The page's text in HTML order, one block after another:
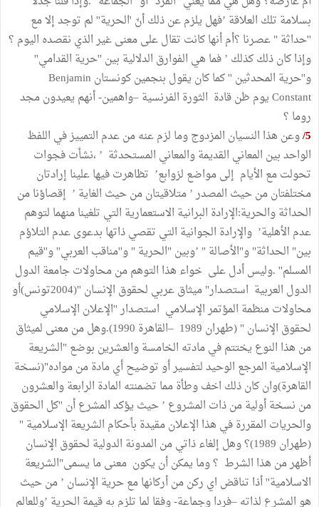
بسلامة تلك العلاقة ’فهل يلزم عن ذلك أنّ 'الحرية'' لم توجد إلا مع
''حداثة " عصرنا ؟أم أنها كانت تقال على معنى غير الذي نقصده اليوم ؟
وإذا كان ذلك كذلك ’ فما هي الفوارق الدلالية بين ''حرية القدامي''
و''حرية المحدثين '' كما كان يقول بنجمين كونستان Benjamin
Constant يوم ظن قادة الثورة الفرنسية –واهمين- أنهم يعيدون مجد
روما ؟
5/ وعن هذا النسيان المزدوج وما لزم عنه من عدم التمييز في اللفظ
الواحد بين المعاني القديمة والمعاني المستحدثة ’ ،نشأت فجوات
تحولت مع الأيام إلى مواضع لزوابع’ تظاهرت فيها علينا إرادتان
مختلفتان من حيث المصدر ’ متلاقيتان من حيث الغاية ’ إقصاؤنا من
الحداثة والحرية:الإرادة البرانية الاستعمارية التي تلغينا منهما لتوهم
عدم الأهلية’ والإرادة الجوانية التي تقصي ذاتها بدعوى عدم التلاؤم
بين" الحداثة" و"الأصالة " ’وبين "الحرية " و''مناقب العربي'' و''قيم
المسلم'' .وليس أدل على خواء هذا التوهم من محاولات جامعة الدول
الدول العربية استصدار" ميثاق عربي لحقوق الإنسان ''(2004تونس)أو
محاولات منظمة المؤتمر الإسلامي استصدار ''الإعلان الإسلامي
لحقوق الإنسان " (طهران 1989 –القاهرة 1990).وهل من معنى لميثاق
من هذا النوع يختتم في مادته الخامسة والعشرين بوضع "الشريعة
الإسلامية المرجع الوحيد لتفسير أو توضيح أي مادة من مواده"(نسخة
القاهرة)وان كان ذلك اخف وطأة مما تضمنته المادة الرابعة والعشرون
من نسخة أولية من ذات المشروع ’ حيث يؤكد المشرع أن ''كل الحقوق
والحريات المقررة في هذا الإعلان مقيدة بأحكام الشريعة الإسلامية "
(طهران 1989)؟ وهل إلغاء ذاتي من المدونة الدولية لحقوق الإنسان
أظهر من هذا الشرط ؟ وما يمكن أن يكون معنى ما يسمى"الشريعة
الاسلامية'' أذا تناقض اي ركن من أركانها مع حرية الإنسان ’ من حيث
هو المشرع لذاته –فردا وجماعة- وفقا لما تلزم به قيمة الحرية ’وللعالم